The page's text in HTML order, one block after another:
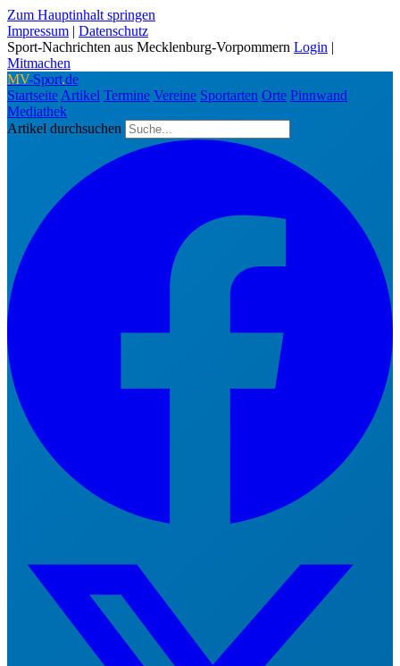
Zum Hauptinhalt springen
Impressum | Datenschutz
Sport-Nachrichten aus Mecklenburg-Vorpommern Login |
Mitmachen
MV-Sport.de
Startseite Artikel Termine Vereine Sportarten Orte Pinnwand
Mediathek
Artikel durchsuchen